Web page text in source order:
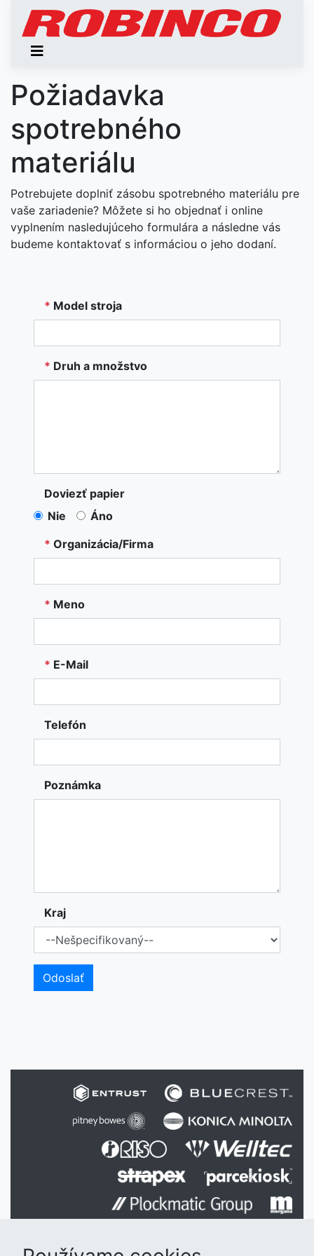
Požiadavka
spotrebného
materiálu
Potrebujete doplniť zásobu spotrebného materiálu pre
vaše zariadenie? Môžete si ho objednať i online
vyplnením nasledujúceho formulára a následne vás
budeme kontaktovať s informáciou o jeho dodaní.
* Model stroja
* Druh a množstvo
Doviezť papier
Nie
Áno
* Organizácia/Firma
* Meno
* E-Mail
Telefón
Poznámka
Kraj
Odoslať